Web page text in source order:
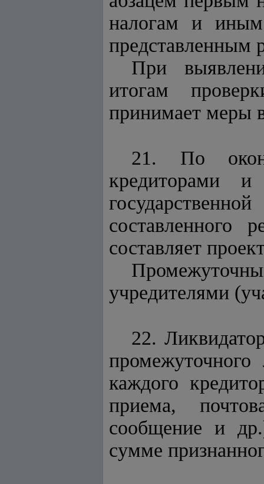
налогам и иным
представленным
При
итогам
принимает меры в
21. По
кредиторами и
составленного
составляет
учредителями
22.
промежуточного
каждого
приема,
сообщение и
сумме